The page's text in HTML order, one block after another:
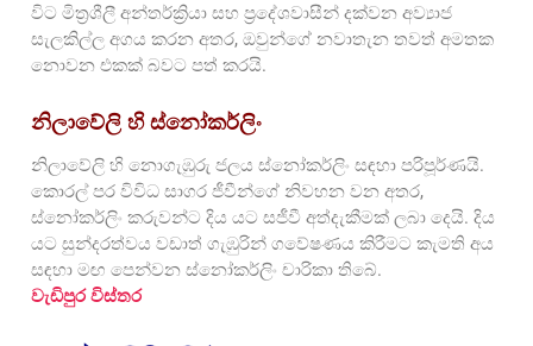
විට මිත්‍රශීලී අන්තර්ක්‍රියා සහ ප්‍රදේශවාසීන් දක්වන අව්‍යාජ
සැලකිල්ල අගය කරන අතර, ඔවුන්ගේ නවාතැන තවත් අමතක
නොවන එකක් බවට පත් කරයි.
නිලාවේලි හි ස්නෝකර්ලිං
නිලාවේලි හි නොගැඹුරු ජලය ස්නෝකර්ලිං සඳහා පරිපූර්ණයි.
කොරල් පර විවිධ සාගර ජීවීන්ගේ නිවහන වන අතර,
ස්නෝකර්ලිං කරුවන්ට දිය යට සජීවී අත්දැකීමක් ලබා දෙයි. දිය
යට සුන්දරත්වය වඩාත් ගැඹුරින් ගවේෂණය කිරීමට කැමති අය
සඳහා මඟ පෙන්වන ස්නෝකර්ලිං චාරිකා තිබේ.
වැඩිපුර විස්තර